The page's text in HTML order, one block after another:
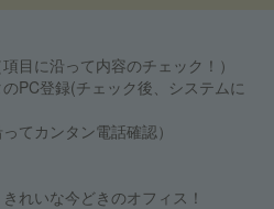
目に沿って内容のチェック！）
PC登録(チェック後、システムに
てカンタン電話確認）
れいな今どきのオフィス！